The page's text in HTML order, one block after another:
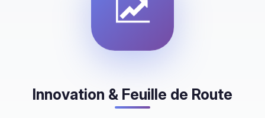
Innovation & Feuille de Route